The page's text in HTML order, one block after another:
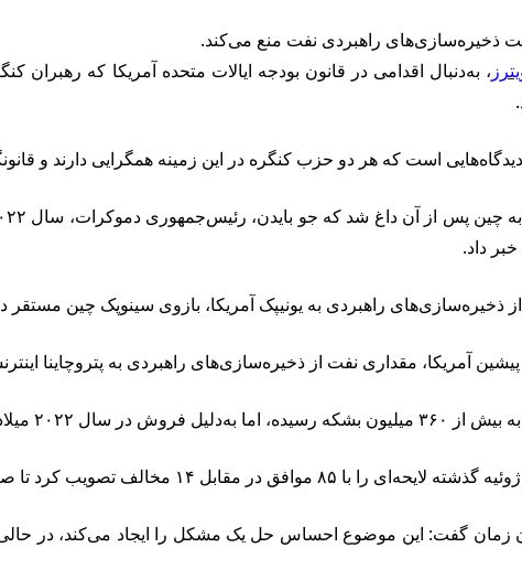
نفت ذخیره‌سازی‌های راهبردی نفت منع می‌کند.
است که هر دو حزب کنگره در این زمینه همگرایی دارند و
داد.
ذخیره‌سازی‌های راهبردی به یونیپک آمریکا، بازوی سینوپک چین
سال اخیر نزدیک شده است.
نفت به چین از ذخیره‌سازی‌های راهبردی را ممنوع کند.
گفت: این موضوع احساس حل یک مشکل را ایجاد می‌کند، در حالی